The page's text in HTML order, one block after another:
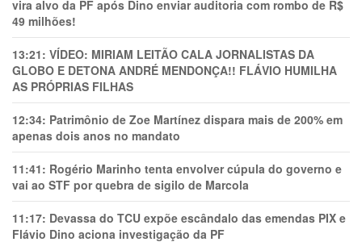
vira alvo da PF após Dino enviar auditoria com rombo de R$
49 milhões!
13:21: VÍDEO: MIRIAM LEITÃO CALA JORNALISTAS DA
GLOBO E DETONA ANDRÉ MENDONÇA!! FLÁVIO HUMILHA
AS PRÓPRIAS FILHAS
12:34: Patrimônio de Zoe Martínez dispara mais de 200% em
apenas dois anos no mandato
11:41: Rogério Marinho tenta envolver cúpula do governo e
vai ao STF por quebra de sigilo de Marcola
11:17: Devassa do TCU expõe escândalo das emendas PIX e
Flávio Dino aciona investigação da PF